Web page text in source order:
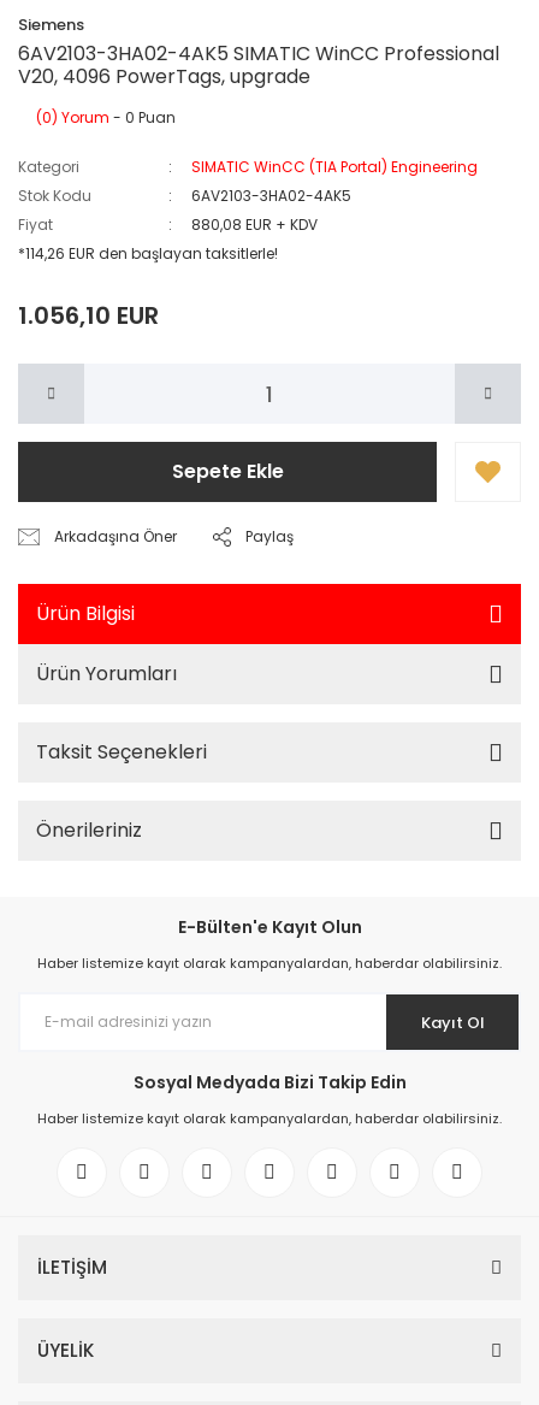
Siemens
6AV2103-3HA02-4AK5 SIMATIC WinCC Professional
V20, 4096 PowerTags, upgrade
(0) Yorum - 0 Puan
Kategori
SIMATIC WinCC (TIA Portal) Engineering
Stok Kodu
6AV2103-3HA02-4AK5
Fiyat
880,08 EUR + KDV
*114,26 EUR den başlayan taksitlerle!
1.056,10 EUR
Sepete Ekle
Arkadaşına Öner Paylaş
Ürün Bilgisi
Ürün Yorumları
Taksit Seçenekleri
Önerileriniz
E-Bülten'e Kayıt Olun
Haber listemize kayıt olarak kampanyalardan, haberdar olabilirsiniz.
Kayıt Ol
Sosyal Medyada Bizi Takip Edin
Haber listemize kayıt olarak kampanyalardan, haberdar olabilirsiniz.
İLETİŞİM
ÜYELİK